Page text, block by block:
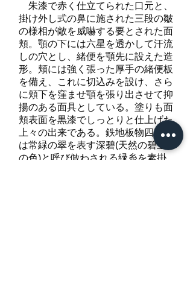
朱漆で赤く仕立てられた口元と、
掛け外し式の鼻に施された三段の皺
の様相が敵を威嚇する要とされた面
頬。顎の下には六星を透かして汗流
しの穴とし、緒便を顎先に設えた造
形。頬には強く張った厚手の緒便板
を備え、これに切込みを設け、さら
に頬下を窪ませ顎を張り出させて抑
揚のある面具としている。塗りも面
頬表面を黒漆でしっとりと仕上げた
上々の出来である。鉄地板物四段垂
は常緑の翠を表す深碧(天然の碧玉
の色)と呼び倣わされる緑糸を素掛